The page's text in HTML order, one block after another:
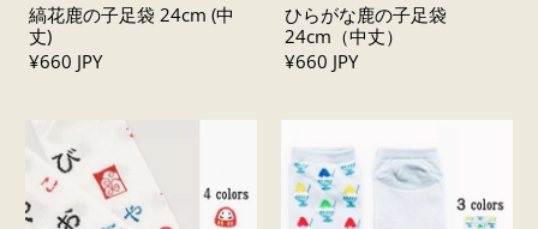
縞花鹿の子足袋 24cm (中
丈)
¥660 JPY
ひらがな鹿の子足袋
24cm（中丈）
¥660 JPY